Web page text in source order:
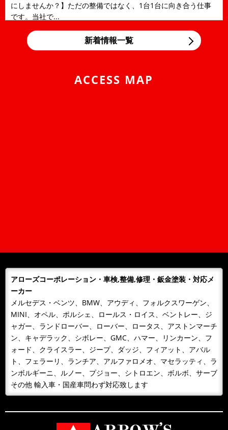
にしませんか？】ただの整備ではなく、1台1台に向き合う仕事
です。当社で...
2026/05/12
LINE公式アカウントのご案内
ら下記のとおり、年末年始を休業とさせて頂きます。期間中、お
2023/12/23 NEWS
年末年始営業日のご案内
平素は格別のご愛顧を賜り厚くお礼申しあげます。誠に勝手なが
ら下記のとおり、年末年始を休業とさせて頂きます。期間中、お
客様には大変ご...
2023/07/25
NEWS
お盆期間中の休業日について
お盆期間中の休業日について 平素は、当社に格別のご高配を賜
り、厚く御礼申し上げます。 弊社のお盆期間中の営業につき
ま...
2022/10/09 NEWS
第2工場を新設しました
新着情報一覧
ACCESS MAP
アローズコーポレーション・車検,整備,修理・鈑金塗装・対応メ
ーカー
メルセデス・ベンツ、BMW、アウディ、フォルクスワーゲン、
MINI、オペル、ポルシェ、ロールス・ロイス、ベントレー、ジ
ャガー、ランドローバー、ローバー、ロータス、アストンマーチ
ン、キャデラック、シボレー、GMC、ハマー、リンカーン、フ
ォード、クライスラー、ジープ、ダッジ、フィアット、アバル
ト、フェラーリ、ランチア、アルファロメオ、マセラッティ、ラ
ンボルギーニ、ルノー、プジョー、シトロエン、ボルボ、サーブ
その他 輸入車・国産車問わず対応致します